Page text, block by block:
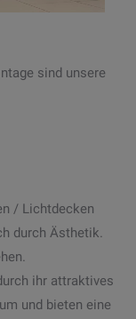
sind unsere
/ Lichtdecken
durch Ästhetik.
ihr attraktives
und bieten eine